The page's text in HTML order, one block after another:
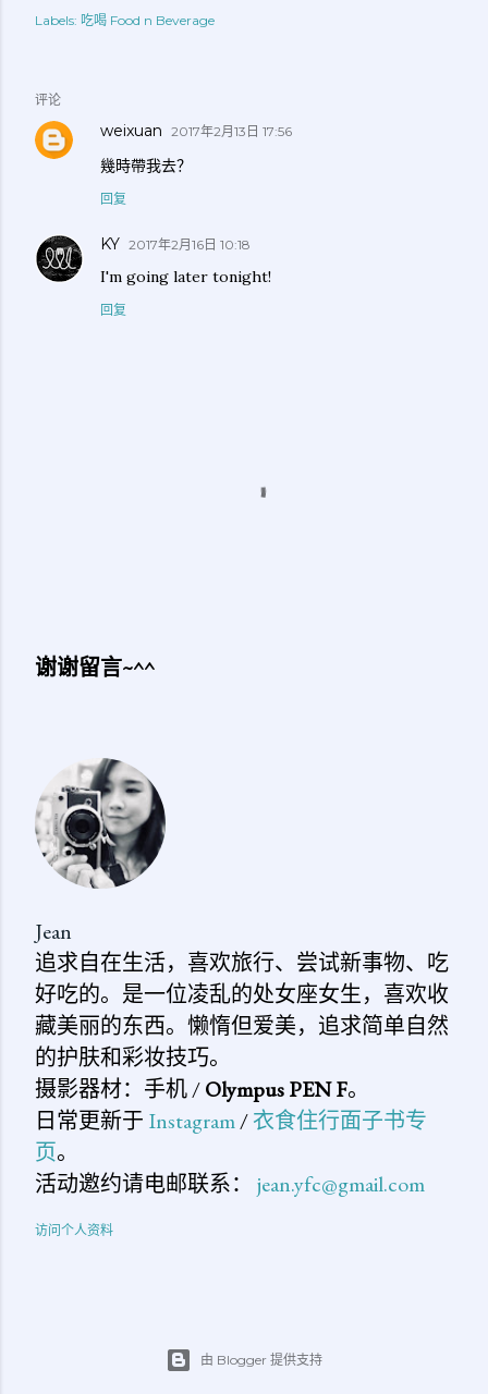
Labels: 吃喝 Food n Beverage
评论
weixuan 2017年2月13日 17:56
幾時帶我去？
回复
KY 2017年2月16日 10:18
I'm going later tonight!
回复
论
谢谢留言~^^
Jean
追求自在生活，喜欢旅行、尝试新事物、吃
好吃的。是一位凌乱的处女座女生，喜欢收
藏美丽的东西。懒惰但爱美，追求简单自然
的护肤和彩妆技巧。
摄影器材：手机 /Olympus PEN F。
日常更新于 Instagram/衣食住行面子书专
页。
活动邀约请电邮联系： jean.yfc@gmail.com
访问个人资料
由 Blogger 提供支持